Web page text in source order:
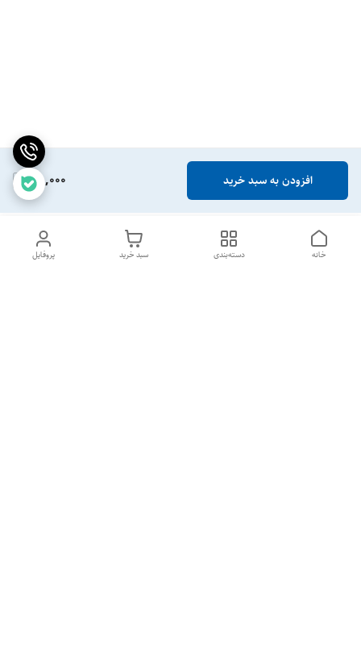
78,000 افزودن به سبد خرید
پروفایل سبد خرید دسته‌بندی خانه